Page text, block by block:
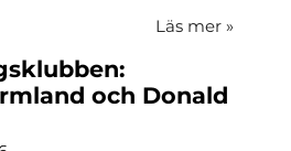
Läs mer »
och Donald